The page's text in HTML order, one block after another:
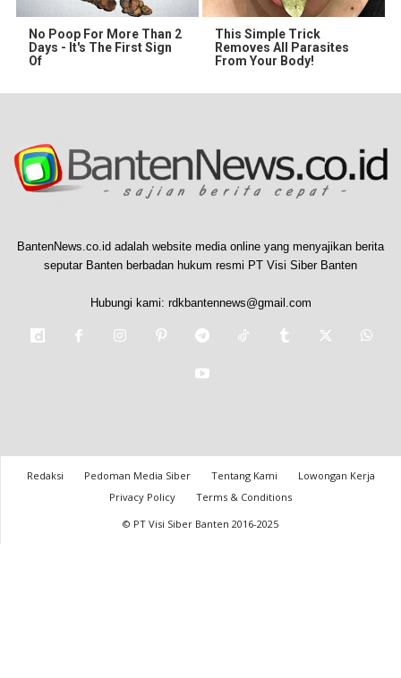
No Poop For More Than 2
Days - It's The First Sign
Of
This Simple Trick
Removes All Parasites
From Your Body!
BantenNews.co.id adalah website media online yang menyajikan berita
seputar Banten berbadan hukum resmi PT Visi Siber Banten
Hubungi kami: rdkbantennews@gmail.com
Redaksi Pedoman Media Siber Tentang Kami
Lowongan Kerja
Privacy Policy
Terms & Conditions
© PT Visi Siber Banten 2016-2025